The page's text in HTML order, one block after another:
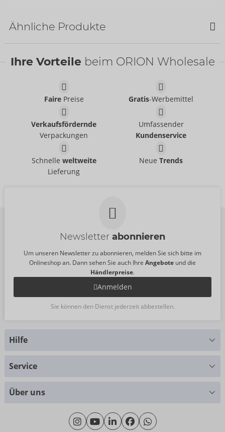
- ORION Brand
21335551701
Pants
- ORION Brand
59,95 €
Ähnliche Produkte
Pants
- ORION Brand
Pants
Ihre Vorteile beim ORION Wholesale
FairePreise Gratis-Werbemittel
Verkaufsfördernde
Verpackungen
Umfassender
Kundenservice
Schnelle weltweite
Lieferung
NeueTrends
Newsletter abonnieren
Um unseren Newsletter zu abonnieren, melden Sie sich bitte im
Onlineshop an. Dann sehen Sie auch Ihre Angebote und die
Händlerpreise.
Anmelden
Sie können den Dienst jederzeit abbestellen.
Hilfe
Montag - Donnerstag: 09:00 - 16:00 Uhr
Freitag: 09:00 - 15:00 Uhr
Service
Über uns
Wir über uns